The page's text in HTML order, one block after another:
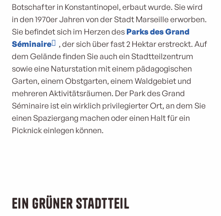
Botschafter in Konstantinopel, erbaut wurde. Sie wird
in den 1970er Jahren von der Stadt Marseille erworben.
Sie befindet sich im Herzen des Parks des Grand
Séminaire
, der sich über fast 2 Hektar erstreckt. Auf
dem Gelände finden Sie auch ein Stadtteilzentrum
sowie eine Naturstation mit einem pädagogischen
Garten, einem Obstgarten, einem Waldgebiet und
mehreren Aktivitätsräumen. Der Park des Grand
Séminaire ist ein wirklich privilegierter Ort, an dem Sie
einen Spaziergang machen oder einen Halt für ein
Picknick einlegen können.
Ein grüner Stadtteil